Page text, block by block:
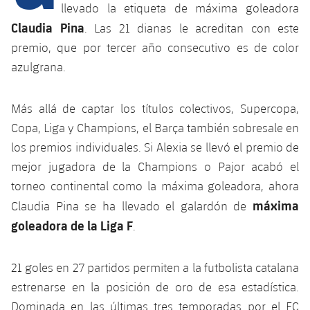
plusicon
más
Spotify Camp Nou
Palau Blaugrana
Estadi Johan Cruyff
Barça Cafe
Ciutat Esportiva
La Masia
plusicon
más
SUB13
SUB11 B
SUB10 A
SUB10 B
SUB9 A
SUB9 B
SUB8 A
SUB13 B
SUB12 C
Entradas
Gameday Shows
Resultados
Clasificación
Jugadores
Fotos
Palmarés
Base
Junior
Cadete A
Cadete B
Infantil A
Infantil B
Campus Verano
PLUSICON
MÁS
Actualidad
Calendario
Entradas
Resultados
Jugadores
Barça Atlètic
plusicon
más
Actualidad
Calendario
Resultados
Jugadores
Base
plusicon
más
Actualidad
Juvenil
Cadete A
PLUSICON
MÁS
Primer equipo
Actualidad
Calendario
Barça Atlètic
plusicon
más
Actualidad
llevado la etiqueta de máxima goleadora
Claudia Pina . Las 21 dianas le acreditan con este
premio, que por tercer año consecutivo es de color
azulgrana.
Más allá de captar los títulos colectivos, Supercopa,
Copa, Liga y Champions, el Barça también sobresale en
los premios individuales. Si Alexia se llevó el premio de
mejor jugadora de la Champions o Pajor acabó el
torneo continental como la máxima goleadora, ahora
Claudia Pina se ha llevado el galardón de máxima
goleadora de la Liga F
21 goles en 27 partidos permiten a la futbolista catalana
estrenarse en la posición de oro de esa estadística.
Dominada en las últimas tres temporadas por el FC